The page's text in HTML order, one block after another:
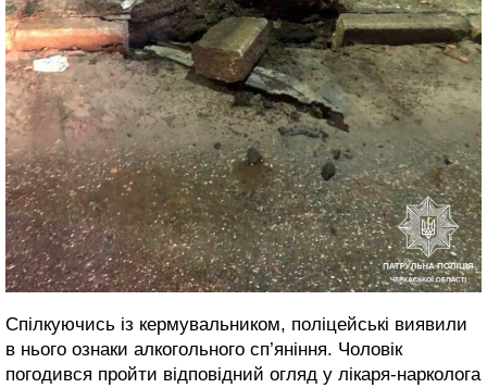
Спілкуючись із кермувальником, поліцейські виявили
в нього ознаки алкогольного сп’яніння. Чоловік
погодився пройти відповідний огляд у лікаря-нарколога